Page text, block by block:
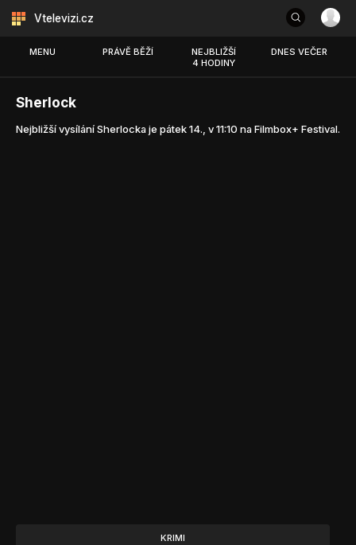
Vtelevizi.cz
MENU PRÁVĚ BĚŽÍ
NEJBLIŽŠÍ
4 HODINY
DNES VEČER
Sherlock
Nejbližší vysílání Sherlocka je pátek 14., v 11:10 na Filmbox+ Festival.
KRIMI